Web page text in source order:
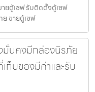
ยตู้เซฟ รับติดตั้งตู้เซฟ
ขายตู้เซฟ
มั่นคงมีกล่องนิรภัย
เก็บของมีค่าและรับ